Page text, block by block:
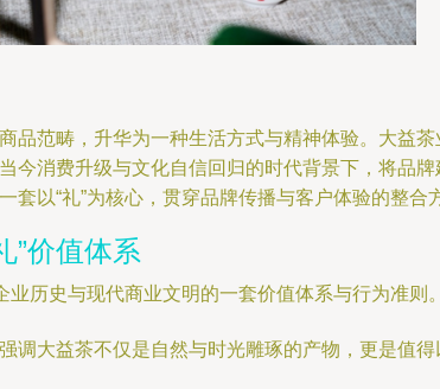
品范畴，升华为一种生活方式与精神体验。大益
今消费升级与文化自信回归的时代背景下，将品
以“礼”为核心，贯穿品牌传播与客户体验的整合
价值体系
历史与现代商业文明的一套价值体系与行为准则。
强调大益茶不仅是自然与时光雕琢的产物，更是值